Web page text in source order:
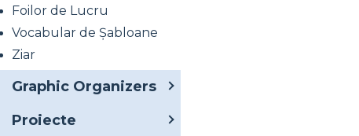
Foilor de Lucru
Vocabular de Șabloane
Ziar
Graphic Organizers
Proiecte